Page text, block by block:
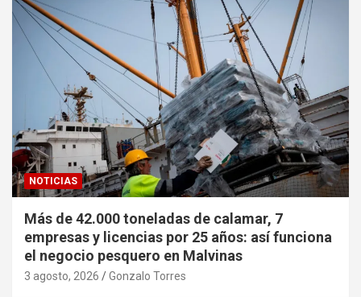
NOTICIAS
Más de 42.000 toneladas de calamar, 7
empresas y licencias por 25 años: así funciona
el negocio pesquero en Malvinas
3 agosto, 2026 Gonzalo Torres